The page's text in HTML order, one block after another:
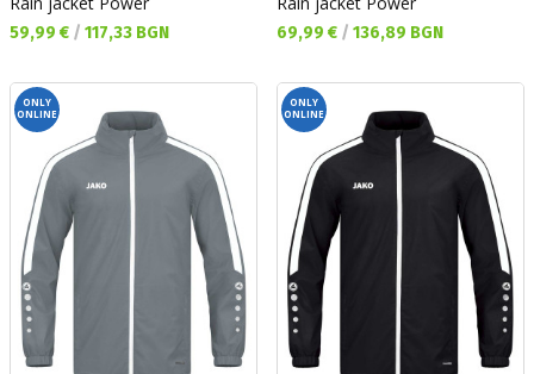
Текуща цена:
59,99 € / 117,33 BGN Текуща цена:
69,99 € / 136,89 BGN
ONLY
ONLINE
ONLY
ONLINE